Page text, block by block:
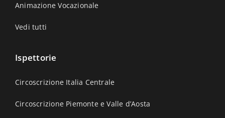
Animazione Vocazionale
Vedi tutti
Ispettorie
Circoscrizione Italia Centrale
Circoscrizione Piemonte e Valle d’Aosta